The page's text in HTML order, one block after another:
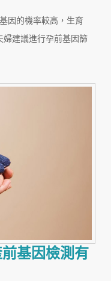
因的機率較高，生育
婦建議進行孕前基因篩
基因檢測有